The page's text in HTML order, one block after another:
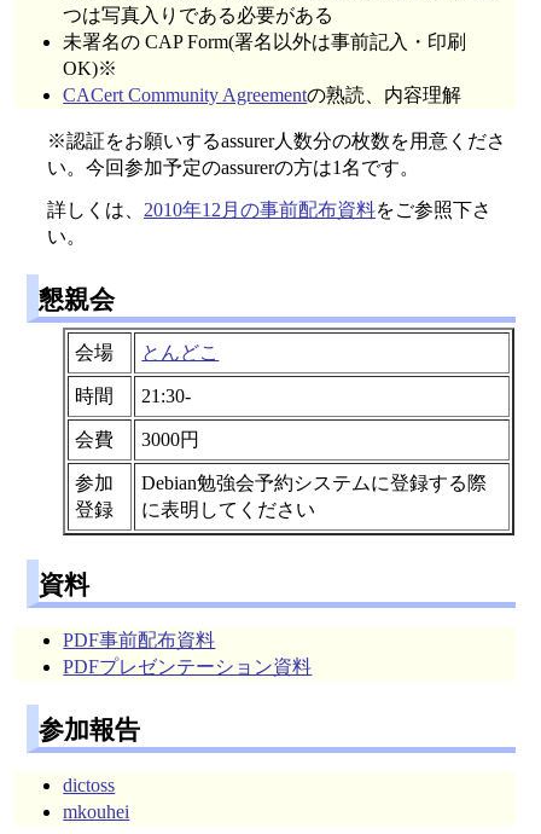
つは写真入りである必要がある
未署名の CAP Form(署名以外は事前記入・印刷
OK)※
CACert Community Agreementの熟読、内容理解
※認証をお願いするassurer人数分の枚数を用意くださ
い。今回参加予定のassurerの方は1名です。
詳しくは、 2010年12月の事前配布資料をご参照下さ
い。
懇親会
会場 とんどこ
時間 21:30-
会費 3000円
参加
登録
Debian勉強会予約システムに登録する際
に表明してください
資料
PDF事前配布資料
PDFプレゼンテーション資料
参加報告
dictoss
mkouhei